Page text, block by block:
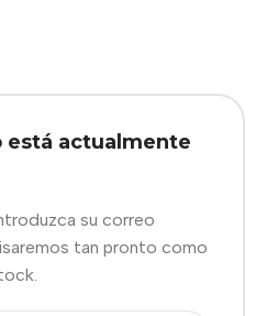
está actualmente
su correo
tan pronto como